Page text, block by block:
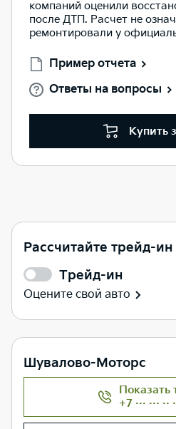
компаний оценили
после ДТП. Расчет не
ремонтировали у
Пример отчета
Ответы на вопросы
Купить
Рассчитайте трейд-
Трейд-ин
Оцените свой авто
Шувалово-Моторс
Показать
+7 ··· ··· ··